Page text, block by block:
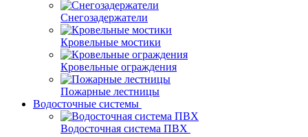
Снегозадержатели
Кровельные мостики
Кровельные ограждения
Пожарные лестницы
Водосточные системы
Водосточная система ПВХ